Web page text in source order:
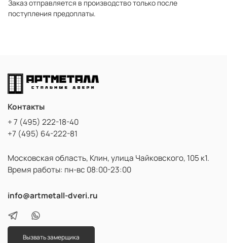
Заказ отправляется в производство только после
поступления предоплаты.
Контакты
+ 7 (495) 222-18-40
+7 (495) 64-222-81
Московская область, Клин, улица Чайковского, 105 к1.
Время работы: пн-вс 08:00-23:00
info@artmetall-dveri.ru
Вызвать замерщика